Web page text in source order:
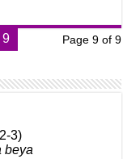
Page 9 of 9
9
3)
beya